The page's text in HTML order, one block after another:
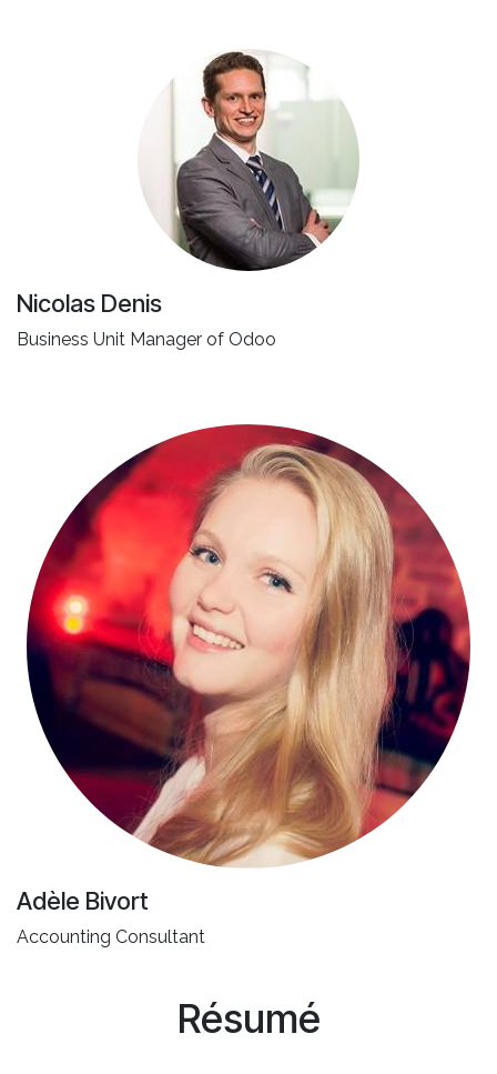
Nicolas Denis
Business Unit Manager of Odoo
Adèle Bivort
Accounting Consultant
Résumé